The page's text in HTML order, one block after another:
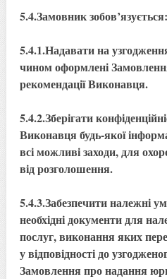
5.4.Замовник зобов’язується:
5.4.1.Надавати на
чином оформлені
рекомендації Виконавця.
5.4.2.Зберігати
Виконавця будь-якої
всі можливі заходи, для
від розголошення.
5.4.3.Забезпечити належні
необхідні документи для
послуг, виконання яких
у відповідності до
Замовлення про надання